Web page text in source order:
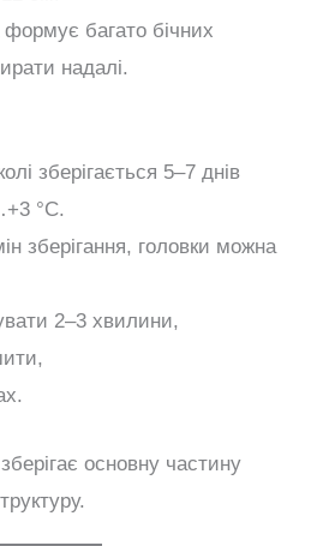
багато бічних
надалі.
зберігається 5–7 днів
°C.
зберігання, головки можна
2–3 хвилини,
основну частину